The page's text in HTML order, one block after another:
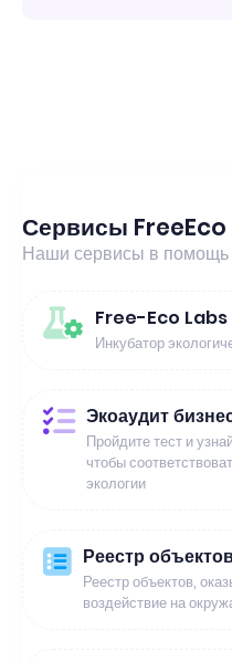
Сервисы FreeEco
Наши сервисы в помощь
Free-Eco Labs
Инкубатор
Экоаудит
Пройдите тест и
чтобы
экологии
Реестр
Реестр объектов,
воздействие на